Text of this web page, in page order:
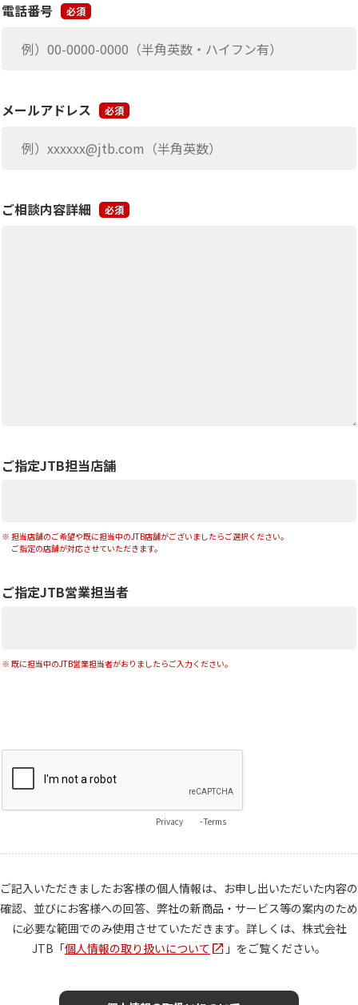
電話番号 必須
メールアドレス 必須
ご相談内容詳細 必須
ご指定JTB担当店舗
担当店舗のご希望や既に担当中のJTB店舗がございましたらご選択ください。
ご指定の店舗が対応させていただきます。
ご指定JTB営業担当者
既に担当中のJTB営業担当者がおりましたらご入力ください。
Privacy -Terms
ご記入いただきましたお客様の個人情報は、お申し出いただいた内容の
確認、 並びにお客様への回答、弊社の新商品・サービス等の案内のため
に必要な範囲でのみ使用させていただきます。 詳しくは、株式会社
JTB「個人情報の取り扱いについて 」をご覧ください。